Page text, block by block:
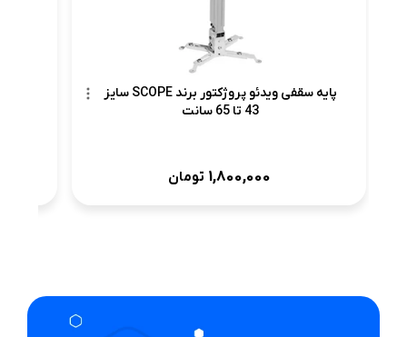
پایه سقفی ویدئو پروژکتور برند SCOPE سایز
43 تا 65 سانت
1,800,000 تومان